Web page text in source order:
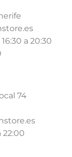
a 20:30
74
22:00